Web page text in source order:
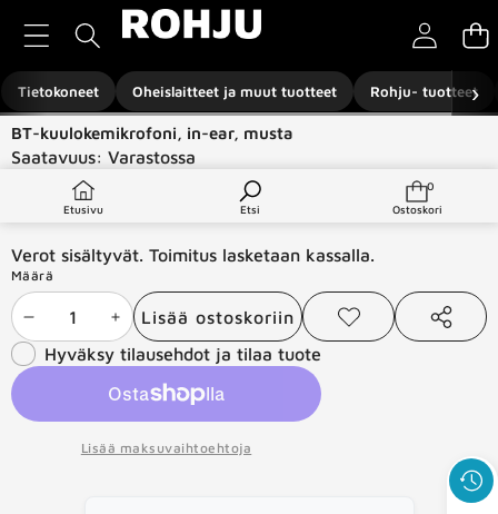
Tietokoneet Oheislaitteet ja muut tuotteet Rohju- tuotteet
›
Etusivu Etsi
0
0
Ostoskori
Siirry tuotetietoihin
BT-kuulokemikrofoni, in-ear, musta
Saatavuus: Varastossa
Tuotetyyppi:
Ääni ja video -laitteet
€12,99
Verot sisältyvät. Toimitus lasketaan kassalla.
Määrä
Vähennä
määrää
Lisää
määrää
Lisää ostoskoriin
Lisää
toivelistaan
Jaa
Hyväksy tilausehdot ja tilaa tuote
Lisää maksuvaihtoehtoja